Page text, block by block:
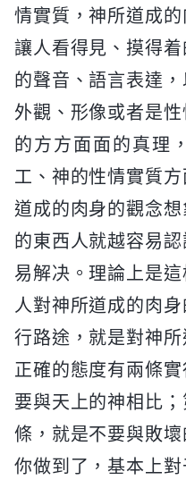
情實質，神所道成
讓人看得見、摸得
的聲音、語言表達
外觀、形像或者是
的方方面面的真理
工、神的性情實質
道成的肉身的觀念
的東西人就越容易
易解决。理論上是
人對神所道成的肉
行路途，就是對神
正確的態度有兩條
要與天上的神相比
條，就是不要與敗
你做到了，基本上